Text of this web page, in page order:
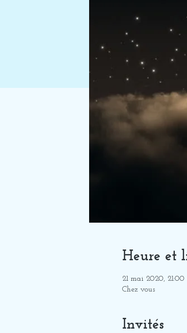
Heure et
21 mai 2020,
Chez vous
Invités